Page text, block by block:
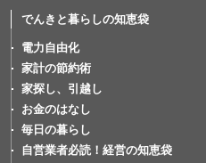
でんきと暮らしの知恵袋
電力自由化
家計の節約術
家探し、引越し
お金のはなし
毎日の暮らし
自営業者必読！経営の知恵袋